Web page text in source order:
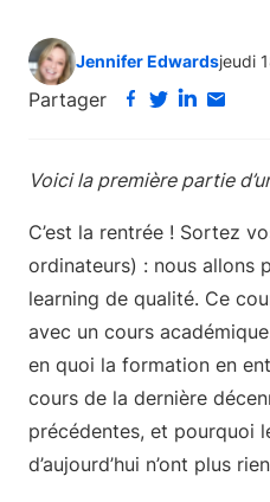
Jennifer Edwardsjeudi
Partager
Voici la première partie
C’est la rentrée ! Sortez
ordinateurs) : nous allons
learning de qualité. Ce
avec un cours
en quoi la formation en
cours de la dernière
précédentes, et pourquoi
d’aujourd’hui n’ont plus